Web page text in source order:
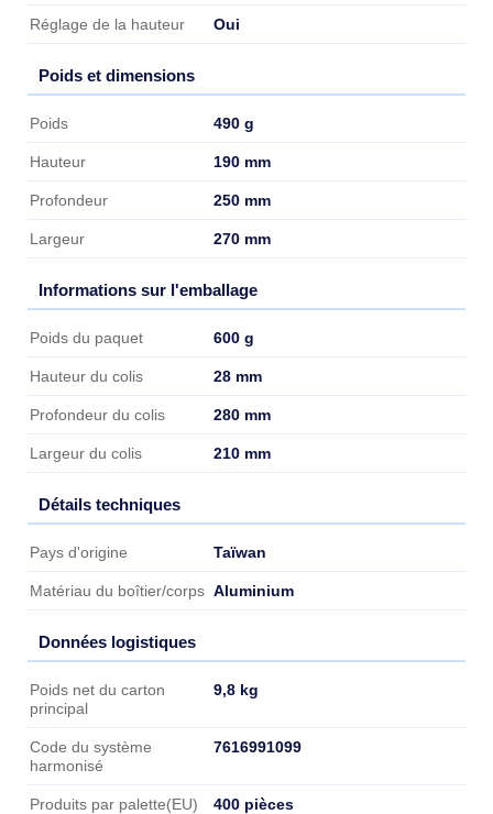
Réglage de la hauteur Oui
Poids et dimensions
Poids et dimensions
Poids 490 g
Hauteur 190 mm
Profondeur 250 mm
Largeur 270 mm
Informations sur l'emballage
Informations sur l'emballage
Poids du paquet 600 g
Hauteur du colis 28 mm
Profondeur du colis 280 mm
Largeur du colis 210 mm
Détails techniques
Détails techniques
Pays d'origine Taïwan
Matériau du boîtier/corps Aluminium
Données logistiques
Données logistiques
Poids net du carton
principal
9,8 kg
Code du système
harmonisé
7616991099
Produits par palette(EU) 400 pièces